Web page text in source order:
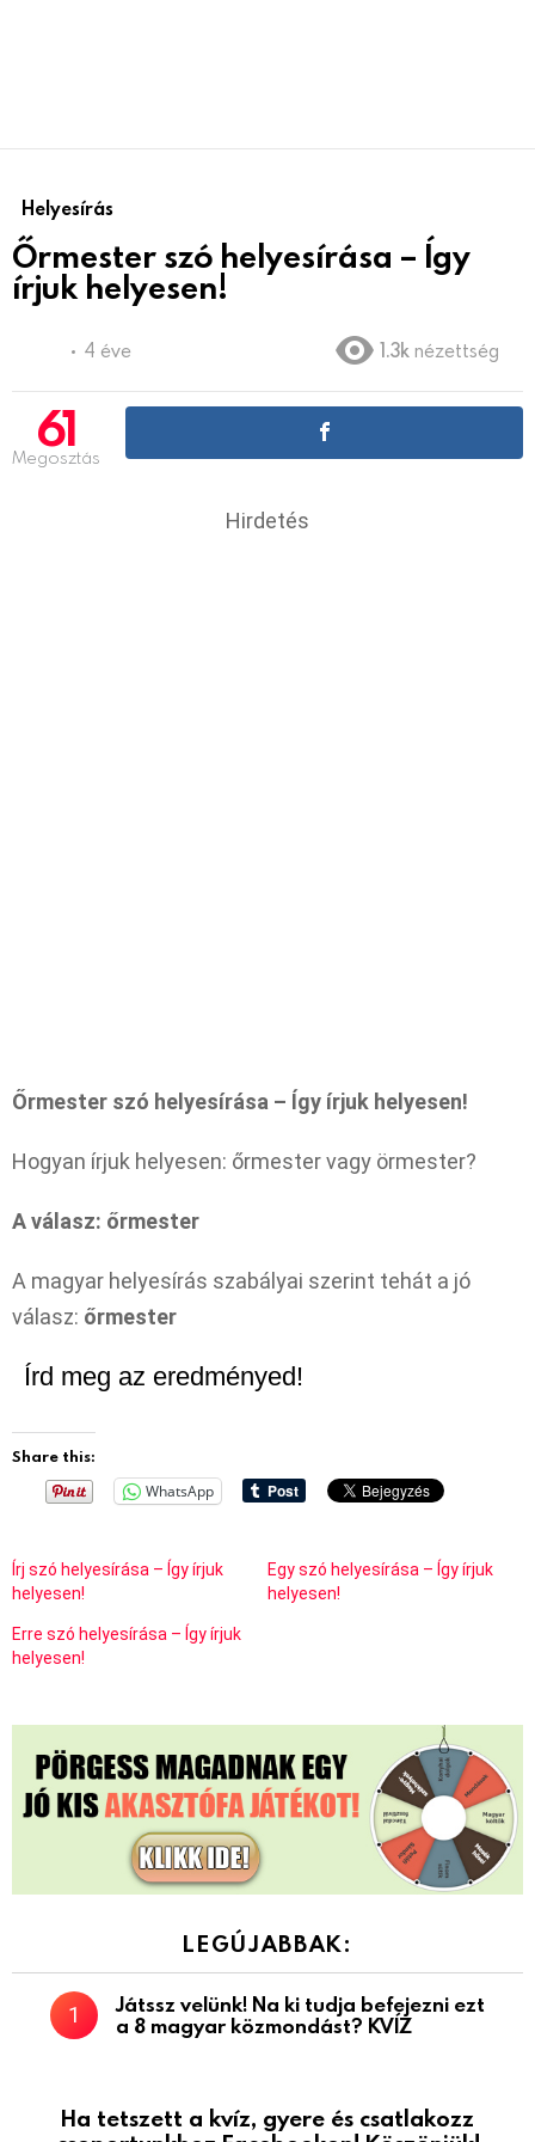
Helyesírás
Őrmester szó helyesírása – Így
írjuk helyesen!
4 éve 1.3k nézettség
61
Megosztás
Hirdetés
Őrmester szó helyesírása – Így írjuk helyesen!
Hogyan írjuk helyesen: őrmester vagy örmester?
A válasz: őrmester
A magyar helyesírás szabályai szerint tehát a jó
válasz: őrmester
Írd meg az eredményed!
Share this:
WhatsApp
Írj szó helyesírása – Így írjuk
helyesen!
Egy szó helyesírása – Így írjuk
helyesen!
Erre szó helyesírása – Így írjuk
helyesen!
LEGÚJABBAK:
Játssz velünk! Na ki tudja befejezni ezt
a 8 magyar közmondást? KVÍZ
Ha tetszett a kvíz, gyere és csatlakozz